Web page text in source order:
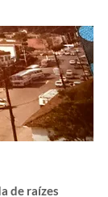
de raízes